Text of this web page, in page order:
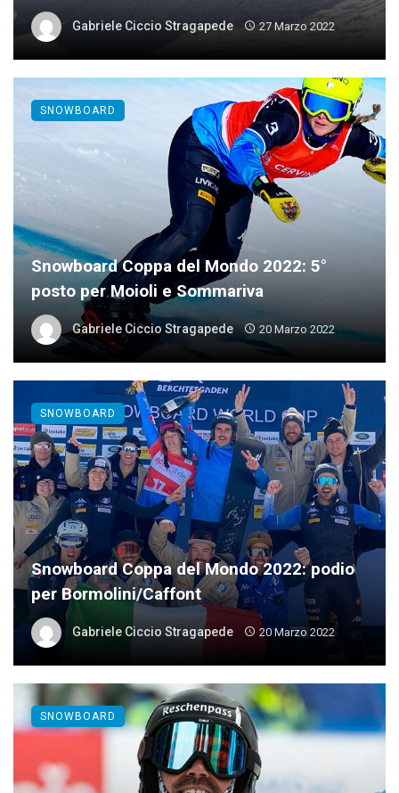
Gabriele Ciccio Stragapede 27 Marzo 2022
Snowboard Coppa del Mondo 2022: 5°
posto per Moioli e Sommariva
Gabriele Ciccio Stragapede 20 Marzo 2022
SNOWBOARD
Snowboard Coppa del Mondo 2022: podio
per Bormolini/Caffont
Gabriele Ciccio Stragapede 20 Marzo 2022
SNOWBOARD
SNOWBOARD